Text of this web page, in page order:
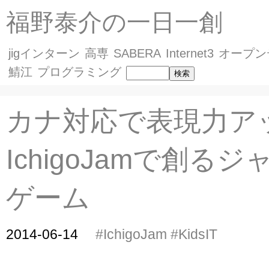
福野泰介の一日一創
jigインターン 高専 SABERA Internet3 オープ
鯖江 プログラミング
カナ対応で表現力ア
IchigoJamで創るジ
ゲーム
2014-06-14 #IchigoJam #KidsIT